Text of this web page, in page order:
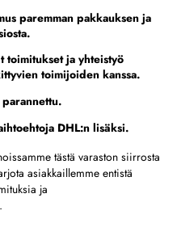
paremman pakkauksen ja
toimitukset ja yhteistyö
toimijoiden kanssa.
DHL:n lisäksi.
tästä varaston siirrosta
asiakkaillemme entistä
ja